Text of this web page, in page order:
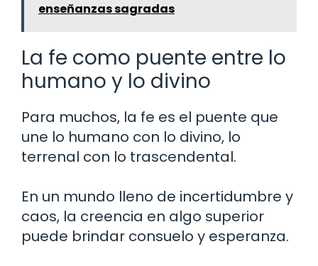
enseñanzas sagradas
La fe como puente entre lo
humano y lo divino
Para muchos, la fe es el puente que
une lo humano con lo divino, lo
terrenal con lo trascendental.
En un mundo lleno de incertidumbre y
caos, la creencia en algo superior
puede brindar consuelo y esperanza.